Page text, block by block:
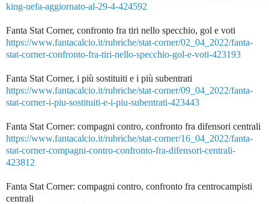
king-uefa-aggiornato-al-29-4-424592
Fanta Stat Corner, confronto fra tiri nello specchio, gol e voti
https://www.fantacalcio.it/rubriche/stat-corner/02_04_2022/fanta-
stat-corner-confronto-fra-tiri-nello-specchio-gol-e-voti-423193
Fanta Stat Corner, i più sostituiti e i più subentrati
https://www.fantacalcio.it/rubriche/stat-corner/09_04_2022/fanta-
stat-corner-i-piu-sostituiti-e-i-piu-subentrati-423443
Fanta Stat Corner: compagni contro, confronto fra difensori centrali
https://www.fantacalcio.it/rubriche/stat-corner/16_04_2022/fanta-
stat-corner-compagni-contro-confronto-fra-difensori-centrali-
423812
Fanta Stat Corner: compagni contro, confronto fra centrocampisti
centrali